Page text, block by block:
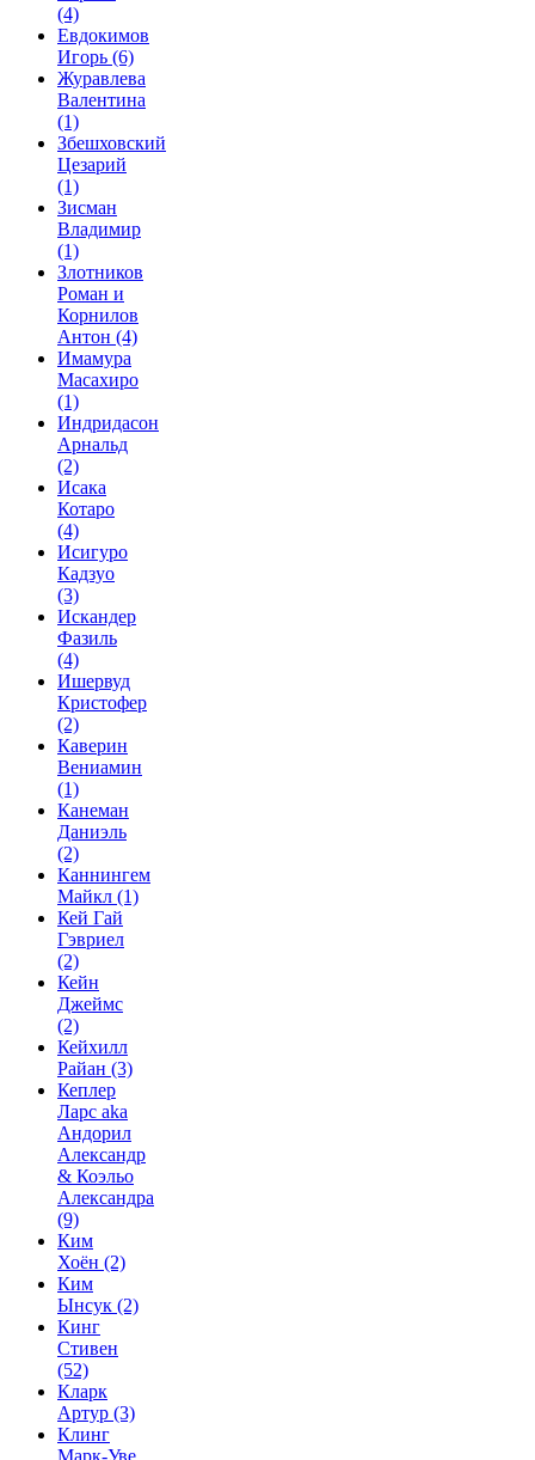
(4)
Евдокимов
Игорь (6)
Журавлева
Валентина
(1)
Збешховский
Цезарий
(1)
Зисман
Владимир
(1)
Злотников
Роман и
Корнилов
Антон (4)
Имамура
Масахиро
(1)
Индридасон
Арнальд
(2)
Исака
Котаро
(4)
Исигуро
Кадзуо
(3)
Искандер
Фазиль
(4)
Ишервуд
Кристофер
(2)
Каверин
Вениамин
(1)
Канеман
Даниэль
(2)
Каннингем
Майкл (1)
Кей Гай
Гэвриел
(2)
Кейн
Джеймс
(2)
Кейхилл
Райан (3)
Кеплер
Ларс aka
Андорил
Александр
& Коэльо
Александра
(9)
Ким
Хоён (2)
Ким
Ынсук (2)
Кинг
Стивен
(52)
Кларк
Артур (3)
Клинг
Марк-Уве